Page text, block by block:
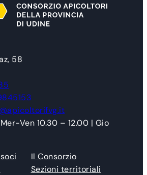
58
Ven 10.30 – 12.00 | Gio
Il Consorzio
Sezioni territoriali